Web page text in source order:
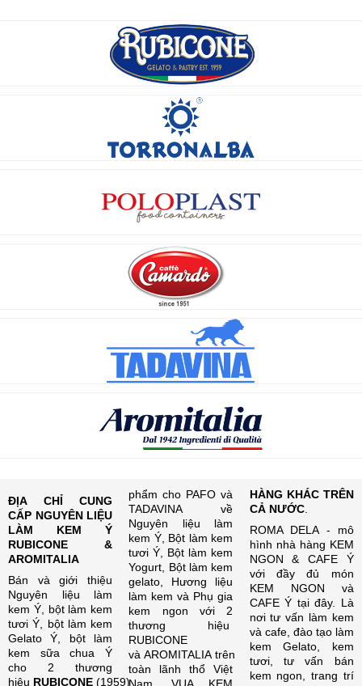
ĐỊA CHỈ CUNG
CẤP NGUYÊN LIỆU
LÀM KEM Ý
RUBICONE &
AROMITALIA
Bán và giới thiệu
Nguyên liệu làm
kem Ý, bột làm kem
tươi Ý, bột làm kem
Gelato Ý, bột làm
kem sữa chua Ý
cho 2 thương
hiệu RUBICONE (1959)
phẩm cho PAFO và
TADAVINA về
Nguyên liệu làm
kem Ý, Bột làm kem
tươi Ý, Bột làm kem
Yogurt, Bột làm kem
gelato, Hương liệu
làm kem và Phụ gia
kem ngon với 2
thương hiệu
RUBICONE
và AROMITALIA trên
toàn lãnh thổ Việt
HÀNG KHÁC TRÊN
CẢ NƯỚC.
ROMA DELA - mô
hình nhà hàng KEM
NGON & CAFE Ý
với đầy đủ món
KEM NGON và
CAFE Ý tại đây. Là
nơi tư vấn làm kem
và cafe, đào tạo làm
kem Gelato, kem
tươi, tư vấn bán
kem ngon, trang trí